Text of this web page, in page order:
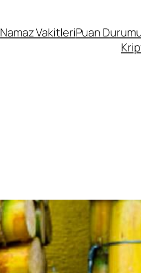
Namaz VakitleriPuan